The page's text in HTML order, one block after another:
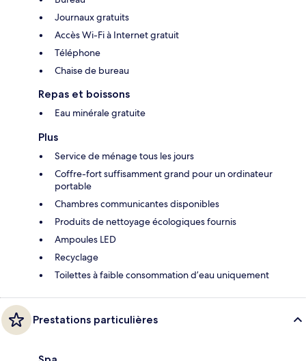
Journaux gratuits
Accès Wi-Fi à Internet gratuit
Téléphone
Chaise de bureau
Repas et boissons
Eau minérale gratuite
Plus
Service de ménage tous les jours
Coffre-fort suffisamment grand pour un ordinateur
portable
Chambres communicantes disponibles
Produits de nettoyage écologiques fournis
Ampoules LED
Recyclage
Toilettes à faible consommation d’eau uniquement
Prestations particulières